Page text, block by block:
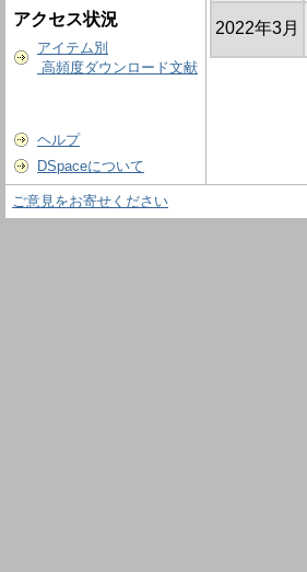
アクセス状況
アイテム別
高頻度ダウンロード文献
ヘルプ
DSpaceについて
2022年3月
ご意見をお寄せください